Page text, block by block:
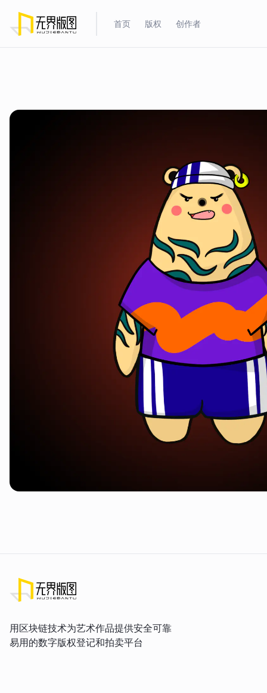
首页 版权 创作者
用区块链技术为艺术作品提供安全可靠
易用的数字版权登记和拍卖平台